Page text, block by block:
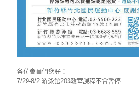
各位會員們您好：
7/29-8/2 游泳館203教室課程不會暫停